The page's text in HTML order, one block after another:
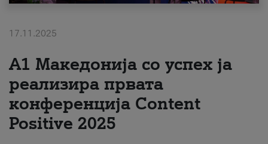
#ПодобарОнлајн
17.11.2025
А1 Македонија со успех ја
реализира првата
конференција Content
Positive 2025